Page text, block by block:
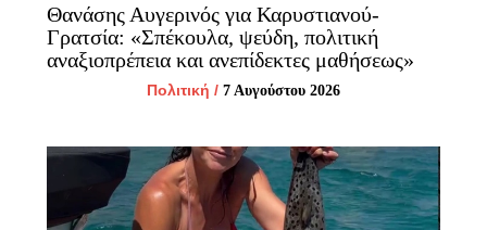
Θανάσης Αυγερινός για Καρυστιανού-
Γρατσία: «Σπέκουλα, ψεύδη, πολιτική
αναξιοπρέπεια και ανεπίδεκτες μαθήσεως»
Πολιτική / 7 Αυγούστου 2026